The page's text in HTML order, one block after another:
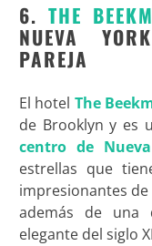
6. THE
NUEVA
PAREJA
El hotel The
de Brooklyn y es
centro de
estrellas que
impresionantes
además de una
elegante del siglo